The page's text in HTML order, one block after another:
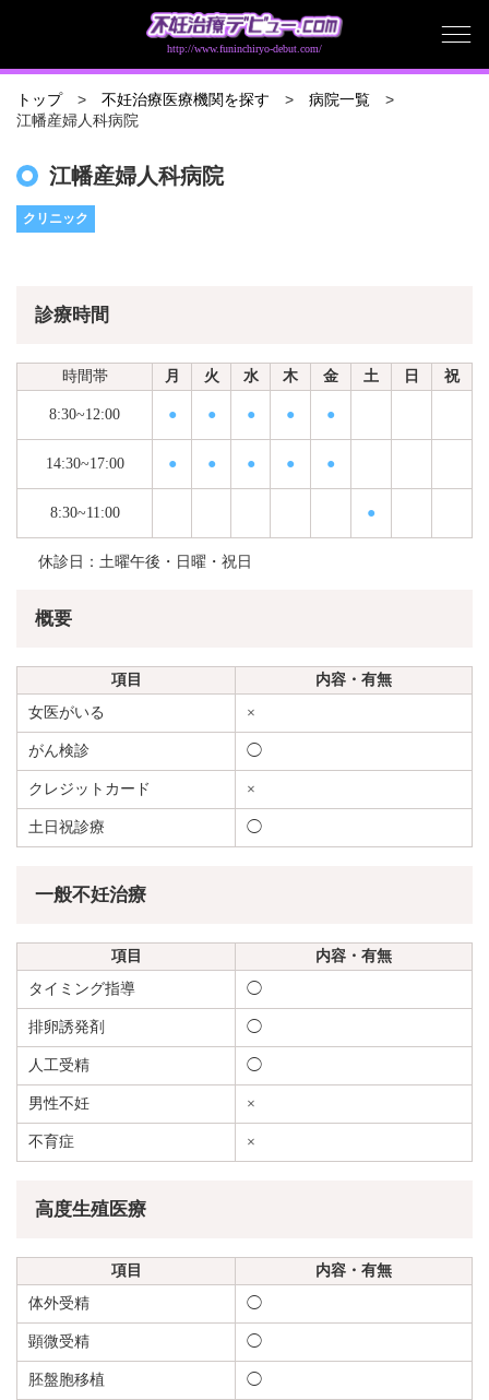
http://www.funinchiryo-debut.com/
トップ 不妊治療医療機関を探す 病院一覧
江幡産婦人科病院
江幡産婦人科病院
クリニック
診療時間
時間帯 月 火 水 木 金 土 日 祝
8:30~12:00 ● ● ● ● ●
14:30~17:00 ● ● ● ● ●
8:30~11:00 ●
休診日：土曜午後・日曜・祝日
概要
項目
内容・有無
女医がいる
×
がん検診 ◯
クレジットカード ×
土日祝診療 ◯
一般不妊治療
項目
内容・有無
タイミング指導
◯
排卵誘発剤 ◯
人工受精 ◯
男性不妊 ×
不育症 ×
高度生殖医療
項目
内容・有無
体外受精
◯
顕微受精 ◯
胚盤胞移植 ◯